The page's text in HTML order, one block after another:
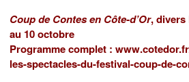
Coup de Contes en Côte-d’Or, divers
au 10 octobre
Programme complet :
les-spectacles-du-festival-coup-de-